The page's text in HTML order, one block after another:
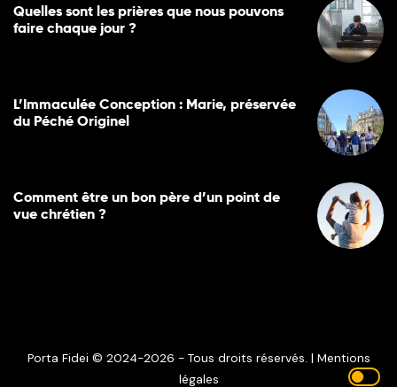
Quelles sont les prières que nous pouvons
faire chaque jour ?
L’Immaculée Conception : Marie, préservée
du Péché Originel
Comment être un bon père d’un point de
vue chrétien ?
Porta Fidei © 2024-2026 - Tous droits réservés. | Mentions
légales